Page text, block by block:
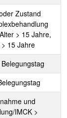
Zustand
> 15 Jahre,
15 Jahre
und
IMCK >